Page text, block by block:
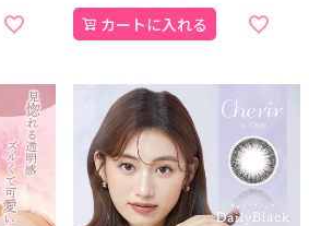
カートに入れる